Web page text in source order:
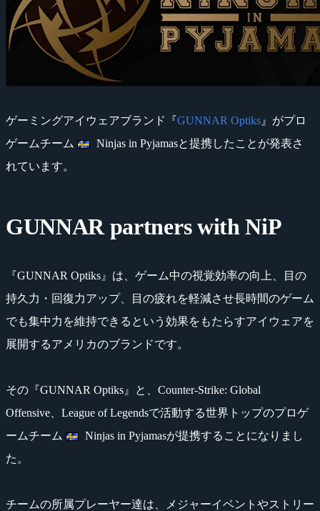
ゲーミングアイウェアブランド『GUNNAR Optiks 』がプロ
ゲームチーム
Ninjas in Pyjamasと提携したことが発表さ
れています。
GUNNAR partners with NiP
『GUNNAR Optiks』は、ゲーム中の視覚効率の向上、目の
持久力・回復力アップ、目の疲れを軽減させ長時間のゲーム
でも集中力を維持できるという効果をもたらすアイウェアを
展開するアメリカのブランドです。
その『GUNNAR Optiks』と、Counter-Strike: Global
Offensive、League of Legendsで活動する世界トップのプロゲ
ームチーム
Ninjas in Pyjamasが提携することになりまし
た。
チームの所属プレーヤー達は、メジャーイベントやストリー